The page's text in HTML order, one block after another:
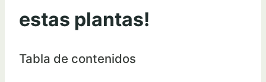
estas plantas!
Tabla de contenidos